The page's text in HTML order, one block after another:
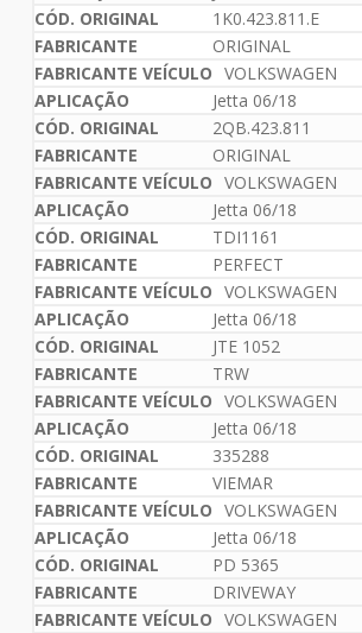
1K0.423.811.E
ORIGINAL
VOLKSWAGEN
Jetta 06/18
2QB.423.811
ORIGINAL
VOLKSWAGEN
Jetta 06/18
TDI1161
PERFECT
VOLKSWAGEN
Jetta 06/18
JTE 1052
TRW
VOLKSWAGEN
Jetta 06/18
335288
VIEMAR
VOLKSWAGEN
Jetta 06/18
PD 5365
DRIVEWAY
VOLKSWAGEN